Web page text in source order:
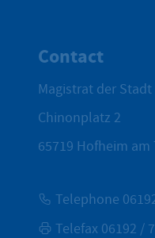
Contact
Magistrat der
Chinonplatz 2
65719 Hofheim am
Telephone
Telefax 06192 /